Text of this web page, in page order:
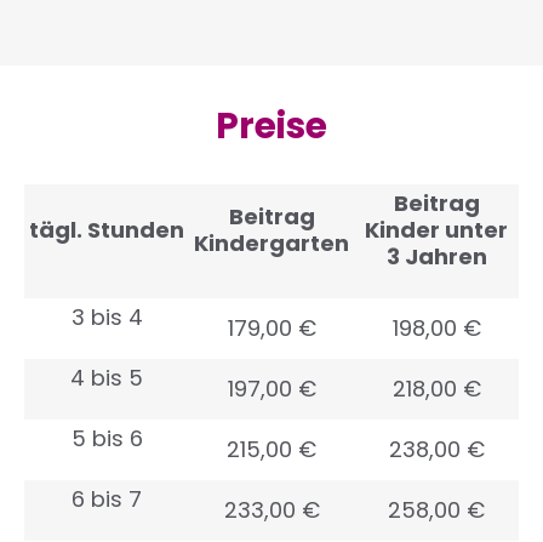
Preise
tägl. Stunden
Beitrag
Kindergarten
Beitrag
Kinder unter
3 Jahren
3 bis 4
179,00 €
198,00 €
4 bis 5
197,00 €
218,00 €
5 bis 6
215,00 €
238,00 €
6 bis 7
233,00 €
258,00 €